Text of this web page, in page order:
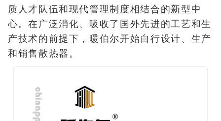
质人才队伍和现代管理制度相结合的新型中
心。在广泛消化、吸收了国外先进的工艺和生
产技术的前提下，暖伯尔开始自行设计、生产
和销售散热器。